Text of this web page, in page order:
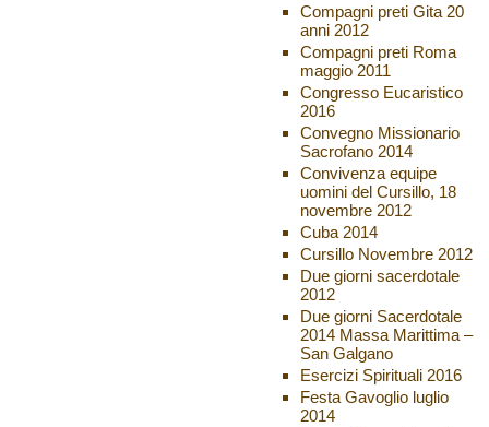
Compagni preti Gita 20
anni 2012
Compagni preti Roma
maggio 2011
Congresso Eucaristico
2016
Convegno Missionario
Sacrofano 2014
Convivenza equipe
uomini del Cursillo, 18
novembre 2012
Cuba 2014
Cursillo Novembre 2012
Due giorni sacerdotale
2012
Due giorni Sacerdotale
2014 Massa Marittima –
San Galgano
Esercizi Spirituali 2016
Festa Gavoglio luglio
2014